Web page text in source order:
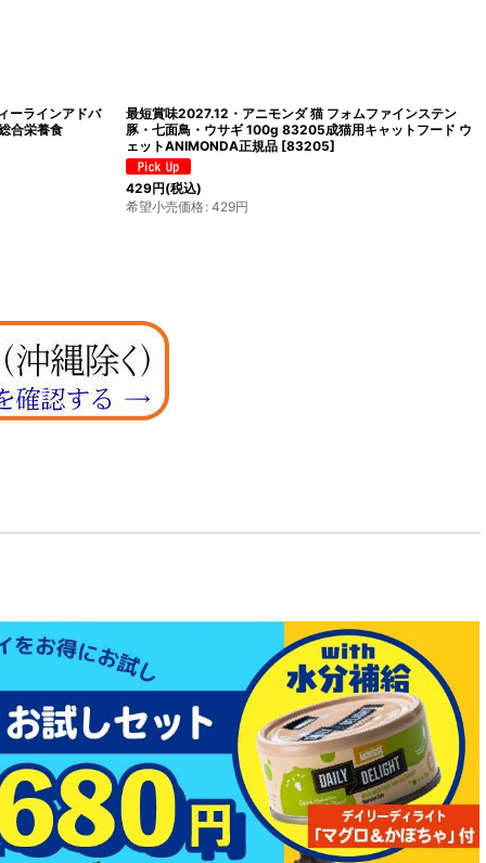
オーシャン ホワ
全年齢猫用キャ
最短賞味2028.10・シシア 猫 キャット（ツナ＆マンゴー）
75g缶scc354 成猫用ウェット 一般食 キャットフード ※在
庫限り終売 [scc354]
396円 (税込)
希望小売価格